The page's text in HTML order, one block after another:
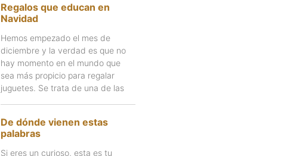
Regalos que educan en
Navidad
Hemos empezado el mes de
diciembre y la verdad es que no
hay momento en el mundo que
sea más propicio para regalar
juguetes. Se trata de una de las
De dónde vienen estas
palabras
Si eres un curioso, esta es tu